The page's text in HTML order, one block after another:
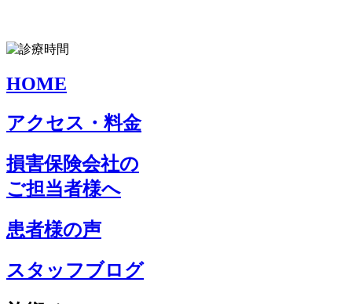
HOME
アクセス・料金
損害保険会社の
ご担当者様へ
患者様の声
スタッフブログ